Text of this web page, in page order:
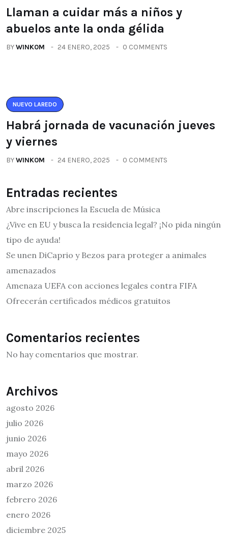
Llaman a cuidar más a niños y
abuelos ante la onda gélida
BYWINK0M 24 ENERO, 2025 0 COMMENTS
NUEVO LAREDO
Habrá jornada de vacunación jueves
y viernes
BYWINK0M 24 ENERO, 2025 0 COMMENTS
Entradas recientes
Abre inscripciones la Escuela de Música
¿Vive en EU y busca la residencia legal? ¡No pida ningún
tipo de ayuda!
Se unen DiCaprio y Bezos para proteger a animales
amenazados
Amenaza UEFA con acciones legales contra FIFA
Ofrecerán certificados médicos gratuitos
Comentarios recientes
No hay comentarios que mostrar.
Archivos
agosto 2026
julio 2026
junio 2026
mayo 2026
abril 2026
marzo 2026
febrero 2026
enero 2026
diciembre 2025